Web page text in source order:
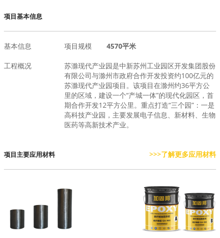
项目基本信息
基本信息 项目规模 4570平米
工程概况
苏滁现代产业园是中新苏州工业园区开发集团股份
有限公司与滁州市政府合作开发投资约100亿元的
苏滁现代产业园项目。该项目在滁州约36平方公
里的区域，建设一个“产城一体”的现代化园区，首
期合作开发12平方公里。重点打造“三个园”：一是
高科技产业园，主要发展电子信息、新材料、生物
医药等高新技术产业。
项目主要应用材料 >>>了解更多应用材料